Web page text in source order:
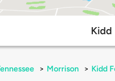
Kidd
> Morrison > Kidd